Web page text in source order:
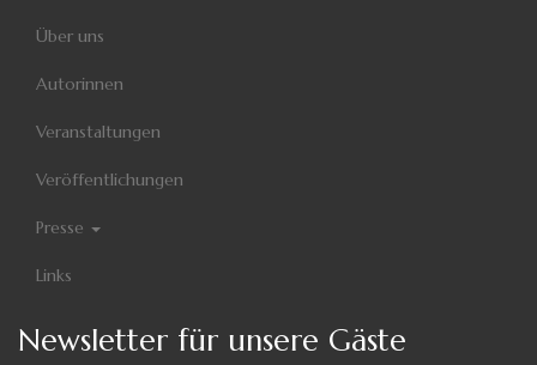
Über uns
Autorinnen
Veranstaltungen
Veröffentlichungen
Presse
Links
Newsletter für unsere Gäste